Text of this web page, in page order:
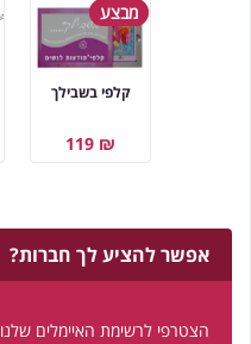
מבצע
קלפי בשבילך
₪ 119
אפשר להציע לך חברות?
הצטרפי לרשימת האיימלים שלנו